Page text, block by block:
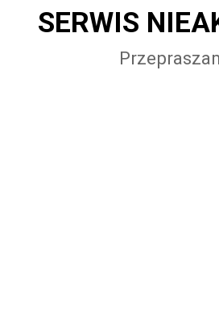
SERWIS